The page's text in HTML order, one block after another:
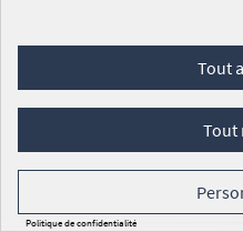
112/100 000SIGNATURES
Tout
Tout
Politique de confidentialité